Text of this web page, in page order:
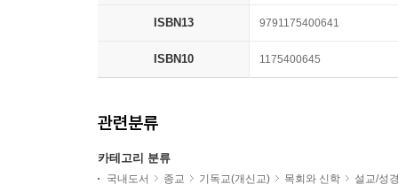
ISBN13 9791175400641
ISBN10 1175400645
관련분류
카테고리 분류
국내도서 종교 기독교(개신교) 목회와 신학 설교/성